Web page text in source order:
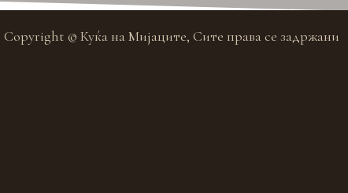
Copyright © Куќа на Мијаците, Сите права се задржани